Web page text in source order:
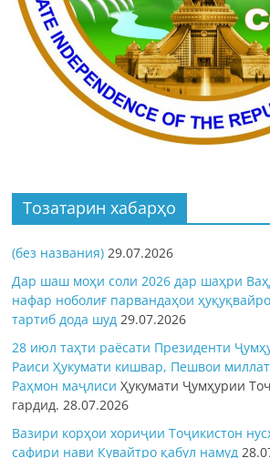
Тозатарин хабарҳо
(без названия) 29.07.2026
Дар шаш моҳи соли 2026 дар шаҳри
нафар ноболиғ парвандаҳои
тартиб дода шуд 29.07.2026
28 июл таҳти раёсати Президенти
Раиси Ҳукумати кишвар, Пешвои
Раҳмон маҷлисиҲукумати Ҷумҳурии
гардид.28.07.2026
Вазири корҳои хориҷии Тоҷикистон
сафири нави Кувайтро қабул намуд